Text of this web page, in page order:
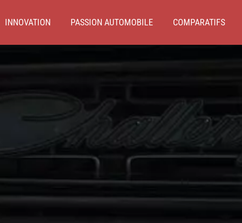
INNOVATION PASSION AUTOMOBILE COMPARATIFS